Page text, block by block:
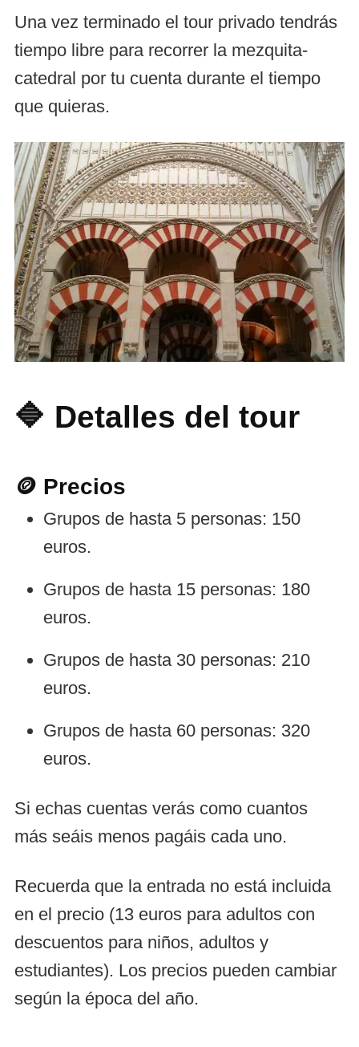
Una vez terminado el tour privado tendrás
tiempo libre para recorrer la mezquita-
catedral por tu cuenta durante el tiempo
que quieras.
🔷 Detalles del tour
🪙 Precios
Grupos de hasta 5 personas: 150
euros.
Grupos de hasta 15 personas: 180
euros.
Grupos de hasta 30 personas: 210
euros.
Grupos de hasta 60 personas: 320
euros.
Si echas cuentas verás como cuantos
más seáis menos pagáis cada uno.
Recuerda que la entrada no está incluida
en el precio (13 euros para adultos con
descuentos para niños, adultos y
estudiantes). Los precios pueden cambiar
según la época del año.